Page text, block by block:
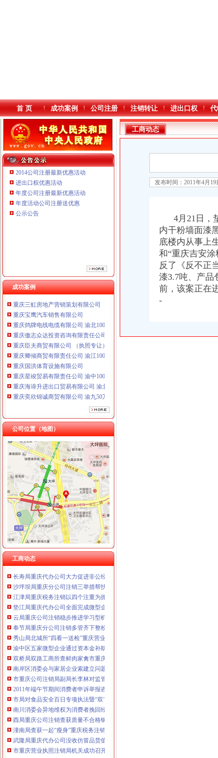
本站导航
首 页 成功案例 公司注册 注销转让 进出口权
2014公司注册最新优惠活动
进出口权优惠活动
年度公司注册最新优惠活动
年度活动公司注册送优惠
公示公告
成功案例
重庆鸽牌电线电缆有限公司 渝北10010万 (进出口权)
重庆傲志众达投资咨询有限责任公司 渝九1000万 （增资）
重庆海谛升进出口贸易有限公司 渝北100万 （进出口权）
重庆奕欣锦诚商贸有限公司 渝九50万 （工商注册）
重庆信同广告有限公司 渝沙50万 （工商注册）
重庆三虹房地产营销策划有限公司
重庆宝鹰汽车销售有限公司
重庆鸽牌电线电缆有限公司 渝北10010万 (进出口权)
重庆傲志众达投资咨询有限责任公司 渝九1000万 （增资）
重庆臣夫商贸有限公司 （执照专让）
重庆卿倾商贸有限责任公司 渝江100万 （工商注册）
重庆国洪体育设施有限公司
重庆星竣贸易有限责任公司 渝中100万 （进出口权）
重庆海谛升进出口贸易有限公司 渝北100万 （进出口权）
重庆奕欣锦诚商贸有限公司 渝九50万 （工商注册）
重庆信同广告有限公司 渝沙50万 （工商注册）
重庆三虹房地产营销策划有限公司
重庆宝鹰汽车销售有限公司
公司位置（地图）
工商动态
工商动态
我市重庆分公司注销出台在校大创办微型企业相关办法
渝北局行政约谈沃尔玛超市重庆公司注销指出五点问题
市局六项措施推进“双”重庆营业执照注销行动后期工作
梁平局“四抓四廉”重庆营业执照注销加春节期间廉政建设
永川局重庆公司注销三举措化流通环节乳品和含乳食品质量监管
市重庆代办公司局副巡视员高印平率队到南川局开展考核考察工作
渝北局推行“一单通”重庆代办公司工作取得阶段成效
南岸局实行市场准入“四规范”重庆税务注销积服务区域经济发展
长寿局重庆代办公司大力促进非公经济组织创先争优
沙坪坝局重庆分公司注销三举措帮扶中小企业融资4.8亿元
江津局重庆税务注销以四个注重为抓手大力发展微型企业
垫江局重庆代办公司全面完成微型企业试点发展任务
云局重庆公司注销稳步推进学习型机关建设成效明显
奉节局重庆分公司注销多管齐下整校园周边环境确保师生消费安全
秀山局北城所“四看一送检”重庆营业执照注销加中秋月饼市场监管
渝中区五家微型企业通过资本金补助评审
双桥局双路工商所查鲜肉家禽市重庆分公司注销场保秩序
南岸区消委会与家居企业索建立问题家居先行赔偿机制
市重庆公司注销局副局长李林对监管巡查体系改革推进工作提出四点要求
2011年端午节期间消费者申诉举报咨询处理况综述
市局对食品安全百日专项执法暨“双”重庆分公司注销行动开展况进行督导检查
南川消委会异地维权为消费者挽回经济损失78000元
酉局重庆公司注销查获质量不合格钢材货值5.5万元
潼南局查获一起“瘦身”重庆税务注销钢材案
武隆局重庆代办公司没收仿冒品货值近2万元
市重庆营业执照注销局机关成功召开妇女代表会议
波局重庆营业执照注销长对非公经济建工作提出六点要求
工商动态
发布时间：2011年4月
4月21日，垫
内干粉墙面漆
底楼内从事上
和“重庆吉安
反了《反不正
漆3.7吨、产品
前，该案正在
-